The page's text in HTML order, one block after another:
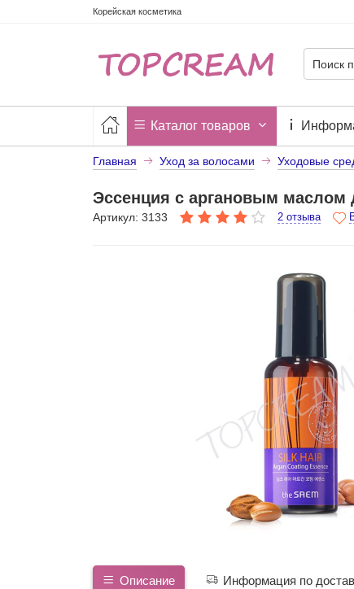
Корейская косметика
Каталог товаров
Главная Уход за волосами Уходовые
Эссенция с аргановым маслом
Артикул: 3133 2 отзыва
Описание Информация по